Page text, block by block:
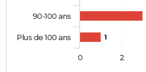
1
90-100 ans
Plus de 100 ans
0 2